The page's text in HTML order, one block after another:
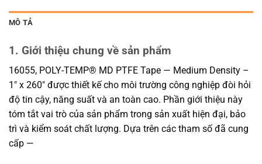
MÔ TẢ
1. Giới thiệu chung về sản phẩm
16055, POLY-TEMP® MD PTFE Tape — Medium Density –
1″ x 260″ được thiết kế cho môi trường công nghiệp đòi hỏi
độ tin cậy, năng suất và an toàn cao. Phần giới thiệu này
tóm tắt vai trò của sản phẩm trong sản xuất hiện đại, bảo
trì và kiểm soát chất lượng. Dựa trên các tham số đã cung
cấp —